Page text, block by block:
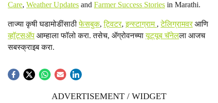
Care, Weather Updates and Farmer Success Stories in Marathi.
ताज्या कृषी घडामोडींसाठीफेसबुक,ट्विटर,इन्स्टाग्राम ,टेलिग्रामवरआणि
व्हॉट्सॲप आम्हाला फॉलो करा. तसेच, ॲग्रोवनच्यायूट्यूब चॅनेलला आजच
सबस्क्राइब करा.
ADVERTISEMENT / WIDGET